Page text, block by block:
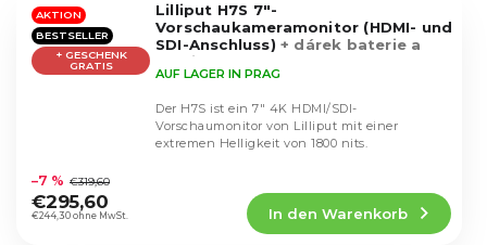
Sternen.
AKTION
BESTSELLER
+ GESCHENK
GRATIS
Lilliput H7S 7"-
Vorschaukameramonitor (HDMI- und
SDI-Anschluss) + dárek baterie a
nabíječka
durchschnittliche
Produktbewertung
ist
AUF LAGER IN PRAG
€244,30 ohne MwSt.
–7 % €319,60
€295,60
In den Warenkorb
Der H7S ist ein 7" 4K HDMI/SDI-
Vorschaumonitor von Lilliput mit einer
extremen Helligkeit von 1800 nits.